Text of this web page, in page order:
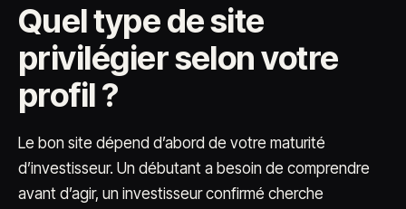
Quel type de site
privilégier selon votre
profil ?
Le bon site dépend d’abord de votre maturité
d’investisseur. Un débutant a besoin de comprendre
avant d’agir, un investisseur confirmé cherche